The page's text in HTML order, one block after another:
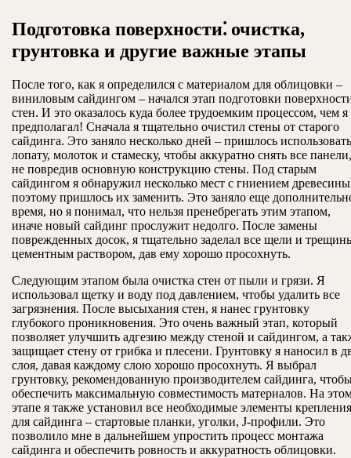
Подготовка поверхности⁚ очистка,
грунтовка и другие важные этапы
После того, как я определился с материалом для облицовки –
виниловым сайдингом – начался этап подготовки
стен. И это оказалось куда более трудоемким процессом, чем я
предполагал! Сначала я тщательно очистил стены от старого
сайдинга. Это заняло несколько дней – пришлось использовать
лопату, молоток и стамеску, чтобы аккуратно снять все панели,
не повредив основную конструкцию стены. Под старым
сайдингом я обнаружил несколько мест с гниением
поэтому пришлось их заменить. Это заняло еще
время, но я понимал, что нельзя пренебрегать этим этапом,
иначе новый сайдинг прослужит недолго. После замены
поврежденных досок, я тщательно заделал все щели и
цементным раствором, дав ему хорошо просохнуть.
Следующим этапом была очистка стен от пыли и грязи. Я
использовал щетку и воду под давлением, чтобы удалить все
загрязнения. После высыхания стен, я нанес грунтовку
глубокого проникновения. Это очень важный этап, который
позволяет улучшить адгезию между стеной и сайдингом, а
защищает стену от грибка и плесени. Грунтовку я наносил в
слоя, давая каждому слою хорошо просохнуть. Я выбрал
грунтовку, рекомендованную производителем сайдинга,
обеспечить максимальную совместимость материалов. На
этапе я также установил все необходимые элементы крепления
для сайдинга – стартовые планки, уголки, J-профили. Это
позволило мне в дальнейшем упростить процесс монтажа
сайдинга и обеспечить ровность и аккуратность облицовки.